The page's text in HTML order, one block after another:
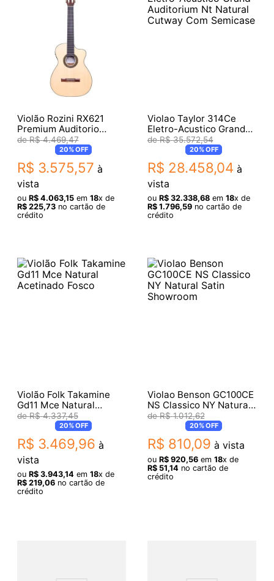
Violão Rozini RX621
Premium Auditorio
Nylon Fishman Com Bag
R$ 4.469,47
20%OFF
R$ 3.575,57 à
vista
ou R$ 4.063,15em 18x de
R$ 225,73no cartão de
crédito
Violao Taylor 314Ce
Eletro-Acustico Grand
Auditorium Nt Natural
Cutway Com Semicase
R$ 35.572,54
20%OFF
R$ 28.458,04 à
vista
ou R$ 32.338,68em 18x de
R$ 1.796,59no cartão de
crédito
Violão Folk Takamine
Gd11 Mce Natural
Acetinado Fosco
R$ 4.337,45
20%OFF
R$ 3.469,96 à
vista
ou R$ 3.943,14em 18x de
R$ 219,06no cartão de
crédito
Violao Benson GC100CE
NS Classico NY Natural
Satin Showroom
R$ 1.012,62
20%OFF
R$ 810,09 à vista
ou R$ 920,56em 18x de
R$ 51,14no cartão de
crédito